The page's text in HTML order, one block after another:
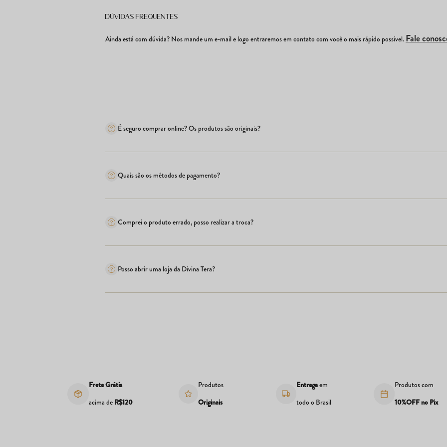
Dúvidas frequentes
Ainda está com dúvida? Nos mande um e-mail e logo entraremos em contato com você o mais rápido possível.Fale
É seguro comprar online? Os produtos são originais?
Quais são os métodos de pagamento?
Comprei o produto errado, posso realizar a troca?
Posso abrir uma loja da Divina Tera?
Frete Grátis
acima de R$120
Produtos
Originais
Entregaem
todo o Brasil
Produtos com
10%OFF no Pix